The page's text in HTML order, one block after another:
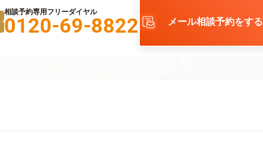
相談予約専用フリーダイヤル
0120-69-8822 メール相談予約をする